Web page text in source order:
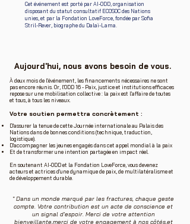
Cet événement est porté par AI-ODD, organisation
disposant du statut consultatif ECOSOC des Nations
unies, et par la Fondation LoveForce, fondée par Sofia
Stril-Rever, biographe du Dalaï-Lama.
Aujourd'hui, nous avons besoin de vous.
À deux mois de l'événement, les financements nécessaires ne sont
pas encore réunis. Or, l'ODD 16 - Paix, justice et institutions efficaces
repose sur une mobilisation collective : la paix est l'affaire de toutes
et tous, à tous les niveaux.
Votre soutien permettra concrètement :
D'assurer la tenue de cette Journée internationale au Palais des
Nations dans de bonnes conditions (technique, traduction,
logistique).
D'accompagner les jeunes engagés dans cet appel mondial à la paix
Et de transformer une intention partagée en impact réel.
En soutenant AI-ODD et la Fondation LoveForce, vous devenez
acteurs et actrices d'une dynamique de paix, de multilatéralisme et
de développement durable.
" Dans un monde marqué par les fractures, chaque geste
compte. Votre contribution est un acte de conscience et
un signal d'espoir. Merci de votre attention
bienveillante,merci de votre engagement à nos côtés,et